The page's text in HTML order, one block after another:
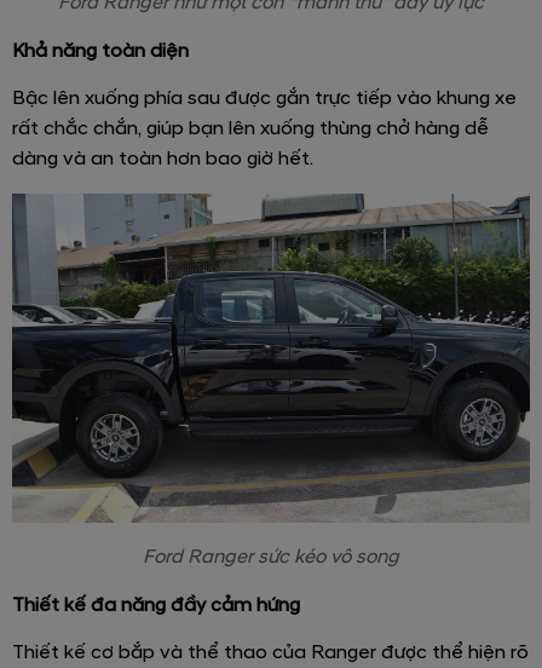
Khả năng toàn diện
Bậc lên xuống phía sau được gắn trực tiếp vào khung xe
rất chắc chắn, giúp bạn lên xuống thùng chở hàng dễ
dàng và an toàn hơn bao giờ hết.
Ford Ranger sức kéo vô song
Thiết kế đa năng đầy cảm hứng
Thiết kế cơ bắp và thể thao của Ranger được thể hiện rõ